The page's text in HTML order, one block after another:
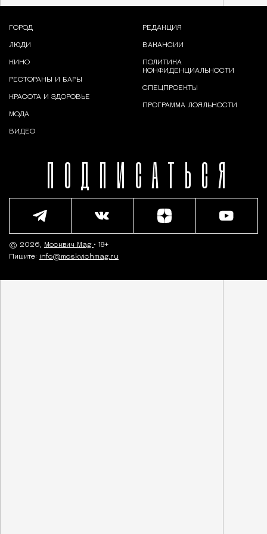
ПОДПИСАТЬСЯ
ГОРОД
ЛЮДИ
КИНО
РЕСТОРАНЫ И БАРЫ
КРАСОТА И ЗДОРОВЬЕ
МОДА
ВИДЕО
РЕДАКЦИЯ
ВАКАНСИИ
ПОЛИТИКА
КОНФИДЕНЦИАЛЬНОСТИ
СПЕЦПРОЕКТЫ
ПРОГРАММА ЛОЯЛЬНОСТИ
© 2026, Москвич Mag • 18+
Пишите: info@moskvichmag.ru